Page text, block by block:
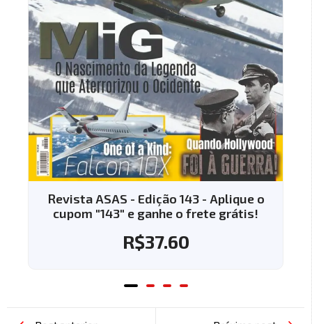
- Aplique o
grátis!
Revista ASAS - Edição 144 -
cupom "144" e ganhe o frete